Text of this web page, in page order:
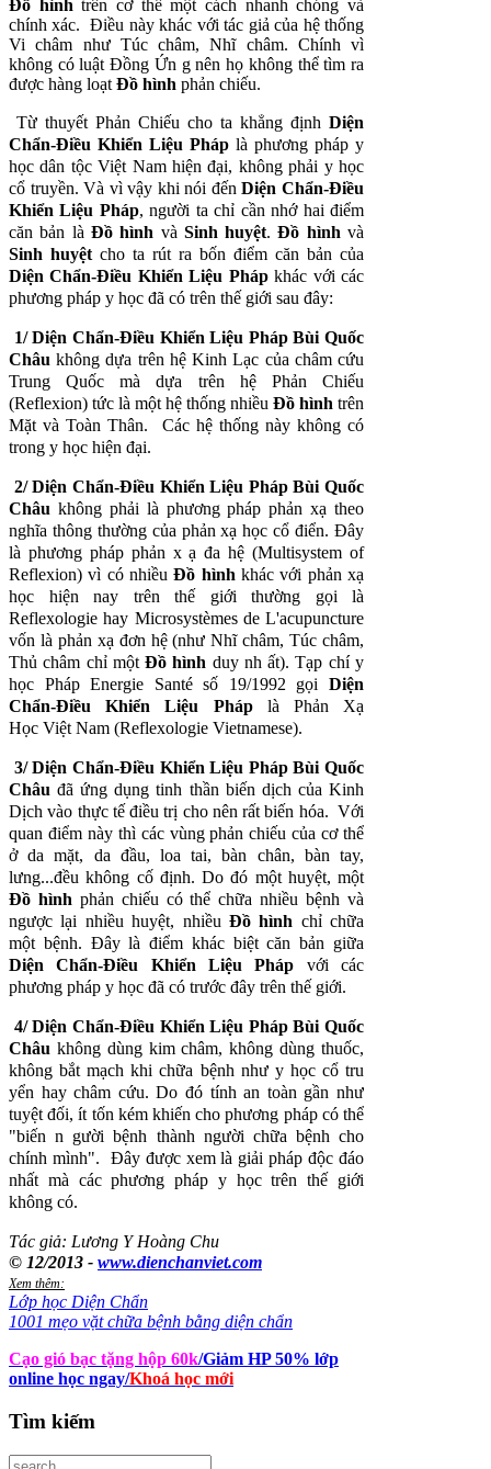
Đồ hình trên cơ thể một cách nhanh chóng và
chính xác. Ðiều này khác với tác giả của hệ thống
Vi châm như Túc châm, Nhĩ châm. Chính vì
không có luật Ðồng Ứn g nên họ không thể tìm ra
được hàng loạt Đồ hình phản chiếu.
Từ thuyết Phản Chiếu cho ta khẳng định Diện
Chẩn-Ðiều Khiển Liệu Pháp là phương pháp y
học dân tộc Việt Nam hiện đại, không phải y học
cổ truyền. Và vì vậy khi nói đếnDiện Chẩn-Ðiều
Khiển Liệu Pháp, người ta chỉ cần nhớ hai điểm
căn bản là Đồ hình và Sinh huyệt.Đồ hình và
Sinh huyệt cho ta rút ra bốn điểm căn bản của
Diện Chẩn-Ðiều Khiển Liệu Phápkhác với các
phương pháp y học đã có trên thế giới sau đây:
1/Diện Chẩn-Ðiều Khiển Liệu Pháp Bùi Quốc
Châu không dựa trên hệ Kinh Lạc của châm cứu
Trung Quốc mà dựa trên hệ Phản Chiếu
(Reflexion) tức là một hệ thống nhiều Đồ hình trên
Mặt và Toàn Thân. Các hệ thống này không có
trong y học hiện đại.
2/Diện Chẩn-Ðiều Khiển Liệu PhápBùi Quốc
Châu không phải là phương pháp phản xạ theo
nghĩa thông thường của phản xạ học cổ điển. Ðây
là phương pháp phản x ạ đa hệ (Multisystem of
Reflexion) vì có nhiềuĐồ hình khác với phản xạ
học hiện nay trên thế giới thường gọi là
Reflexologie hay Microsystèmes de L'acupuncture
vốn là phản xạ đơn hệ (như Nhĩ châm, Túc châm,
Thủ châm chỉ mộtĐồ hình duy nh ất). Tạp chí y
học Pháp Energie Santé số 19/1992 gọi Diện
Chẩn-Ðiều Khiển Liệu Pháplà Phản Xạ
Học Việt Nam (Reflexologie Vietnamese).
3/Diện Chẩn-Ðiều Khiển Liệu PhápBùi Quốc
Châu đã ứng dụng tinh thần biến dịch của Kinh
Dịch vào thực tế điều trị cho nên rất biến hóa. Với
quan điểm này thì các vùng phản chiếu của cơ thể
ở da mặt, da đầu, loa tai, bàn chân, bàn tay,
lưng...đều không cố định. Do đó một huyệt, một
Đồ hình phản chiếu có thể chữa nhiều bệnh và
ngược lại nhiều huyệt, nhiều Đồ hình chỉ chữa
một bệnh. Ðây là điểm khác biệt căn bản giữa
Diện Chẩn-Ðiều Khiển Liệu Pháp với các
phương pháp y học đã có trước đây trên thế giới.
4/Diện Chẩn-Ðiều Khiển Liệu PhápBùi Quốc
Châu không dùng kim châm, không dùng thuốc,
không bắt mạch khi chữa bệnh như y học cổ tru
yển hay châm cứu. Do đó tính an toàn gần như
tuyệt đối, ít tốn kém khiến cho phương pháp có thể
"biến n gười bệnh thành người chữa bệnh cho
chính mình". Ðây được xem là giải pháp độc đáo
nhất mà các phương pháp y học trên thế giới
không có.
Tác giả: Lương Y Hoàng Chu
© 12/2013 - www.dienchanviet.com
Xem thêm:
Lớp học Diện Chẩn
1001 mẹo vặt chữa bệnh bằng diện chẩn
Cạo gió bạc tặng hộp 60k/Giảm HP 50% lớp
online học ngay/Khoá học mới
Tìm kiếm